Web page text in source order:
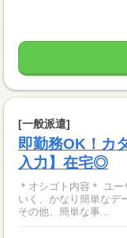
[一般派遣]
即勤務OK！カ
入力】在宅◎
＊オシゴト内容＊ ユーザー情報を専用フォームに そのまま入力して
いく、かなり簡単な
その他、簡単な事...